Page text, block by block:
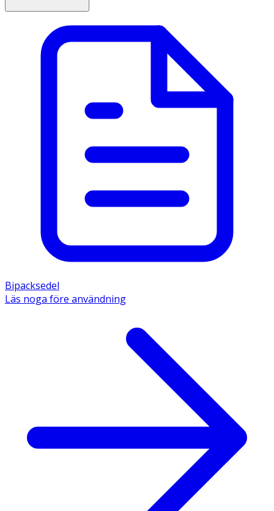
Bipacksedel
Läs noga före användning